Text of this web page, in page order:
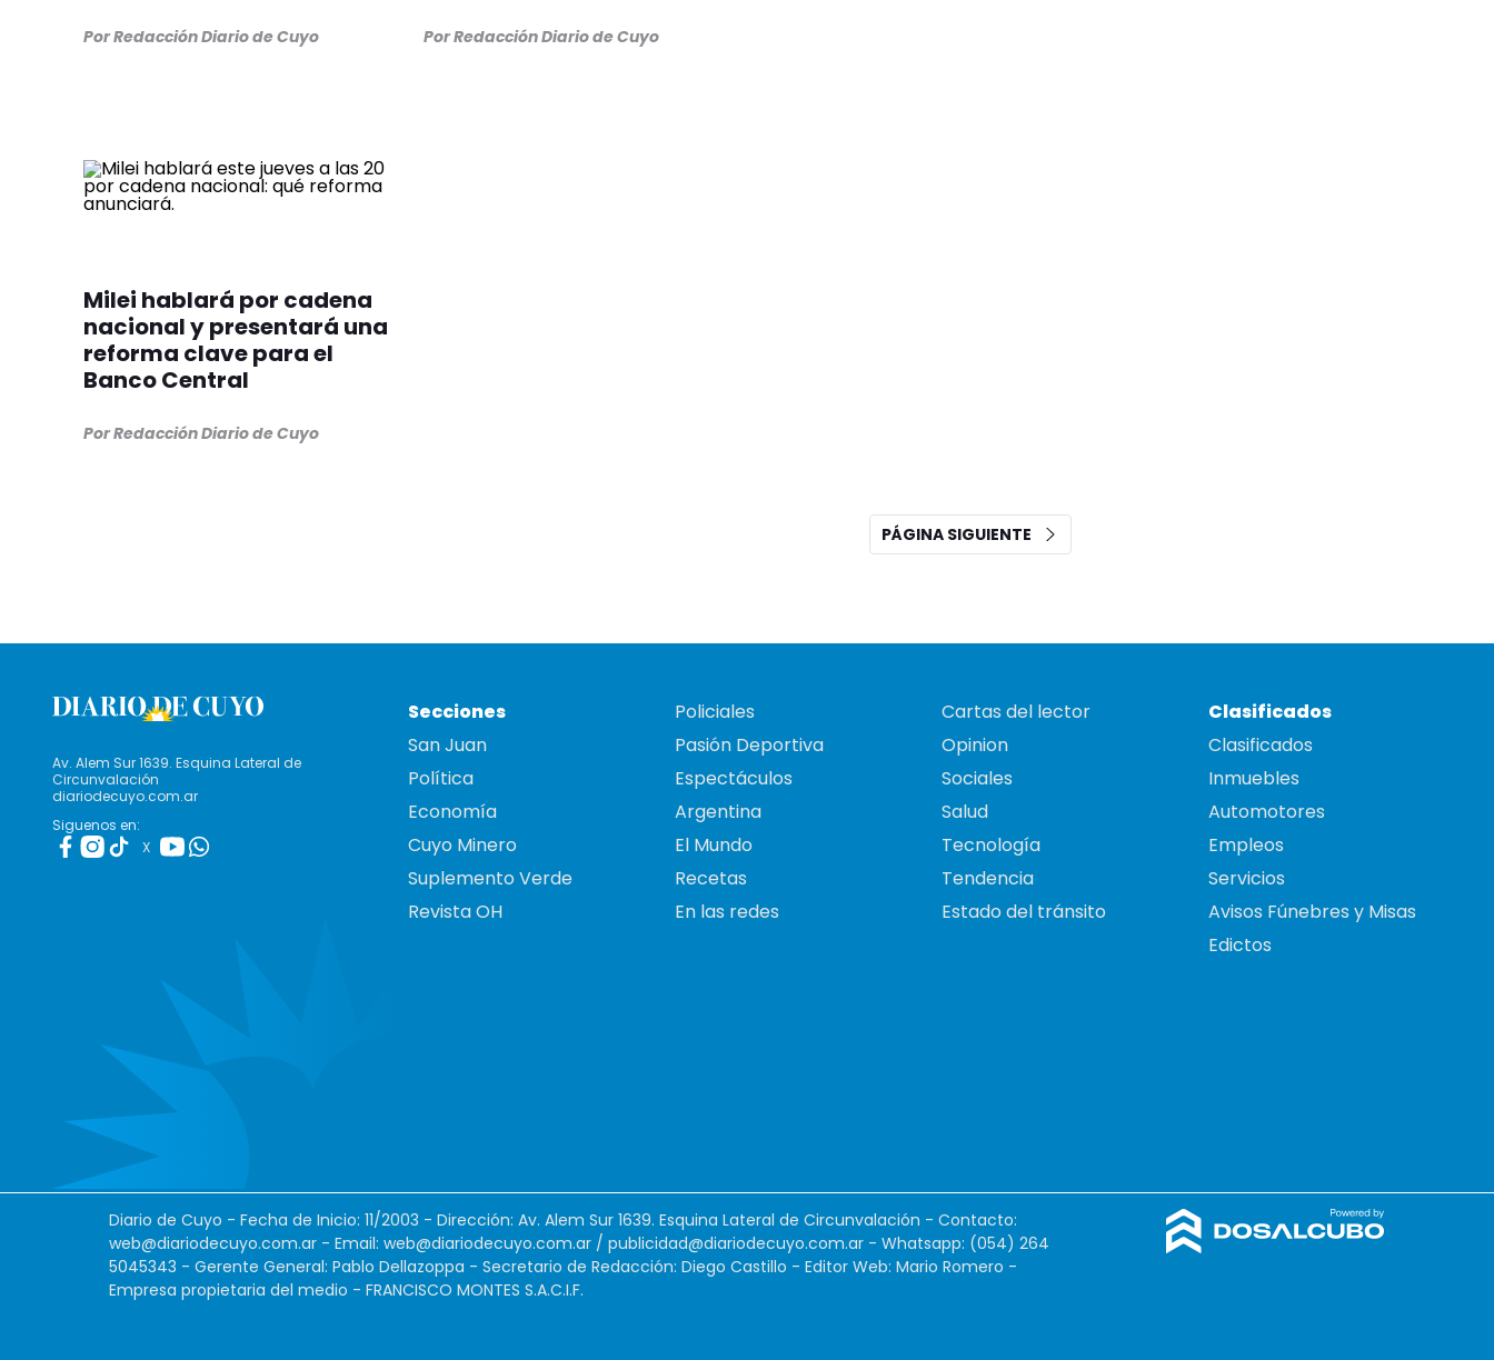
Por Redacción Diario de Cuyo Por Redacción Diario de Cuyo
Milei hablará por cadena
nacional y presentará una
reforma clave para el
Banco Central
Por Redacción Diario de Cuyo
PÁGINA SIGUIENTE
Av. Alem Sur 1639. Esquina Lateral de
Circunvalación
diariodecuyo.com.ar
Siguenos en:
X
Secciones
San Juan
Política
Economía
Cuyo Minero
Suplemento Verde
Revista OH
Policiales
Pasión Deportiva
Espectáculos
Argentina
El Mundo
Recetas
En las redes
Cartas del lector
Opinion
Sociales
Salud
Tecnología
Tendencia
Estado del tránsito
Clasificados
Clasificados
Inmuebles
Automotores
Empleos
Servicios
Avisos Fúnebres y Misas
Edictos
Diario de Cuyo - Fecha de Inicio: 11/2003 - Dirección: Av. Alem Sur 1639. Esquina Lateral de Circunvalación - Contacto:
web@diariodecuyo.com.ar - Email: web@diariodecuyo.com.ar / publicidad@diariodecuyo.com.ar - Whatsapp: (054) 264
5045343 - Gerente General: Pablo Dellazoppa - Secretario de Redacción: Diego Castillo - Editor Web: Mario Romero -
Empresa propietaria del medio - FRANCISCO MONTES S.A.C.I.F.